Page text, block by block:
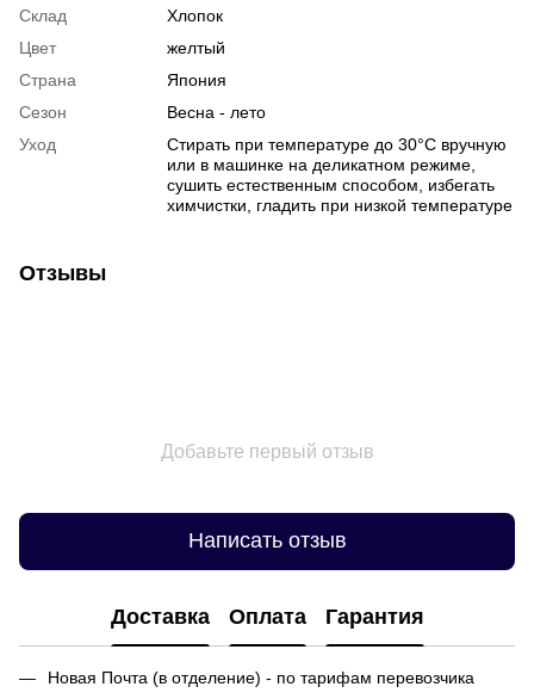
Склад
Хлопок
Цвет
желтый
Страна
Япония
Сезон
Весна - лето
Уход
Стирать при температуре до 30°C вручную
или в машинке на деликатном режиме,
сушить естественным способом, избегать
химчистки, гладить при низкой температуре
Отзывы
Добавьте первый отзыв
Написать отзыв
Доставка Оплата Гарантия
Новая Почта (в отделение) - по тарифам перевозчика